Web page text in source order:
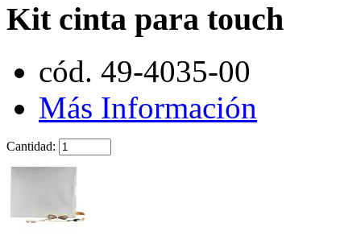
Kit cinta para touch
cód. 49-4035-00
Más Información
Cantidad: